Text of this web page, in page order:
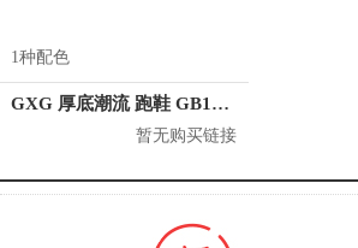
1种配色
GXG 厚底潮流 跑鞋 GB150809L
暂无购买链接